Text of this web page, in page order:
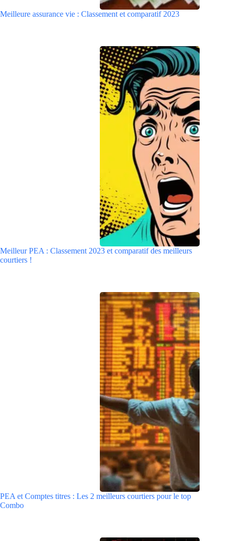
Meilleure assurance vie : Classement et comparatif 2023
Meilleur PEA : Classement 2023 et comparatif des meilleurs
courtiers !
PEA et Comptes titres : Les 2 meilleurs courtiers pour le top
Combo